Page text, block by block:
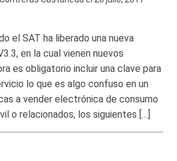
el SAT ha liberado una nueva
en la cual vienen nuevos
es obligatorio incluir una clave para
lo que es algo confuso en un
a vender electrónica de consumo
o relacionados, los siguientes […]